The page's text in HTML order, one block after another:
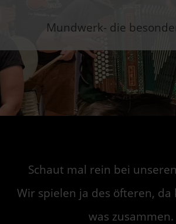
Mundwerk- die
Schaut mal rein bei
Wir spielen ja des öfteren, da
was zusammen.